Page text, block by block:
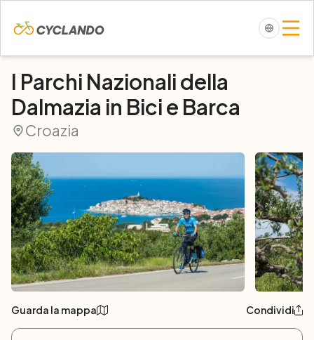
I Parchi Nazionali della
Dalmazia in Bici e Barca
Croazia
Guarda la mappa Condividi